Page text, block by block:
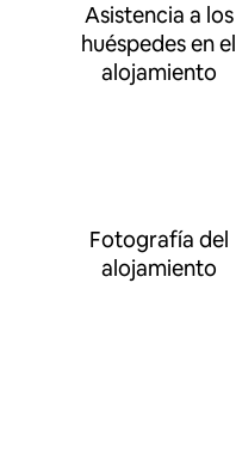
Asistencia a los
huéspedes en el
alojamiento
Fotografía del
alojamiento